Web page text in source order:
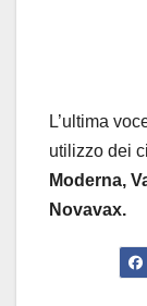
L’ultima
utilizzo dei
Moderna,
Novavax.